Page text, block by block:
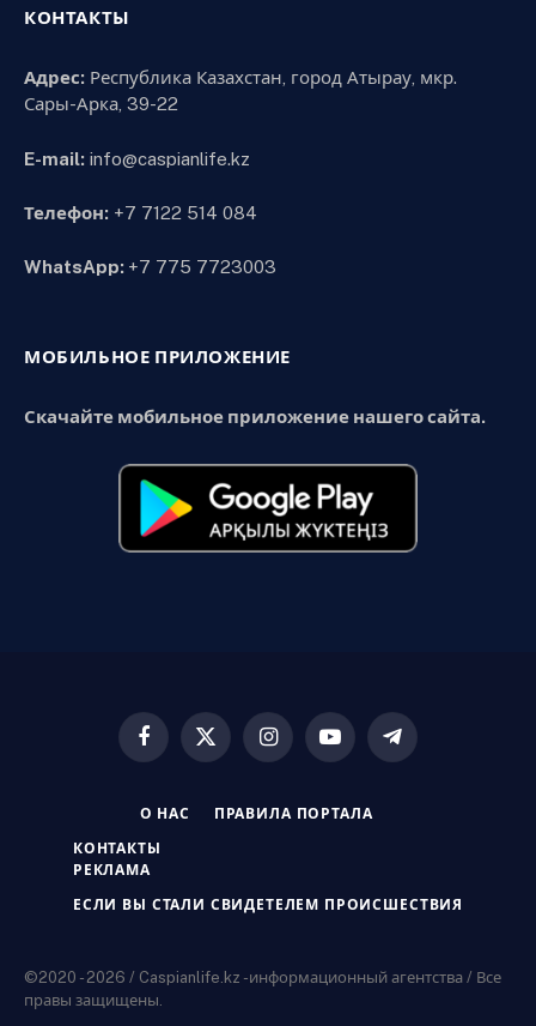
КОНТАКТЫ
Адрес: Республика Казахстан, город Атырау, мкр.
Сары-Арка, 39-22
E-mail: info@caspianlife.kz
Телефон: +7 7122 514 084
WhatsApp: +7 775 7723003
МОБИЛЬНОЕ ПРИЛОЖЕНИЕ
Скачайте мобильное приложение нашего сайта.
Facebook
X
InstagramYouTubeTelegram
О НАС ПРАВИЛА ПОРТАЛА
КОНТАКТЫ
РЕКЛАМА
ЕСЛИ ВЫ СТАЛИ СВИДЕТЕЛЕМ ПРОИСШЕСТВИЯ
©2020 - 2026 / Caspianlife.kz -информационный агентства / Все
правы защищены.